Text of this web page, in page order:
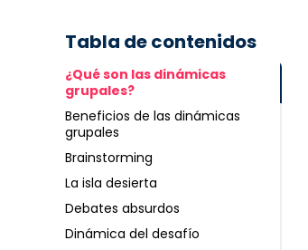
Tabla de contenidos
¿Qué son las dinámicas
grupales?
Beneficios de las dinámicas
grupales
Brainstorming
La isla desierta
Debates absurdos
Dinámica del desafío